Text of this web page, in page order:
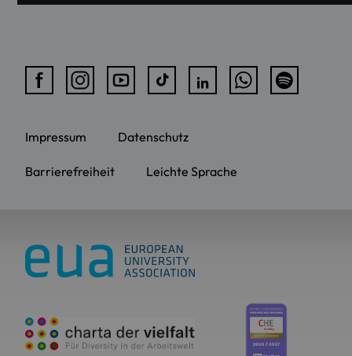
Impressum Datenschutz
Barrierefreiheit Leichte Sprache